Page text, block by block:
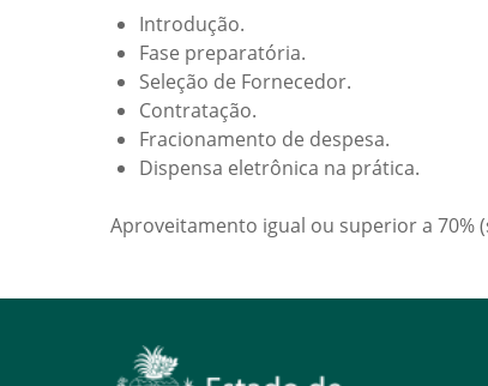
Introdução.
Fase preparatória.
Seleção de Fornecedor.
Contratação.
Fracionamento de despesa.
Dispensa eletrônica na prática.
Aproveitamento igual ou superior a 70%